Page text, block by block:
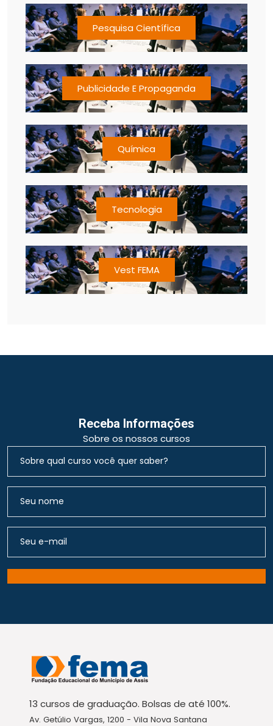
Pesquisa Científica
Publicidade E Propaganda
Química
Tecnologia
Vest FEMA
Receba Informações
Sobre os nossos cursos
13 cursos de graduação. Bolsas de até 100%.
Av. Getúlio Vargas, 1200 - Vila Nova Santana